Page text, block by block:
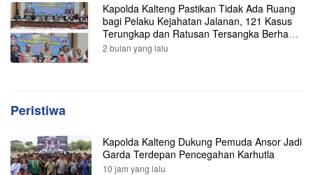
Kapolda Kalteng Pastikan Tidak Ada Ruang
bagi Pelaku Kejahatan Jalanan, 121 Kasus
Terungkap dan Ratusan Tersangka Berhasil
Dibekuk
2 bulan yang lalu
Peristiwa
Kapolda Kalteng Dukung Pemuda Ansor Jadi
Garda Terdepan Pencegahan Karhutla
10 jam yang lalu